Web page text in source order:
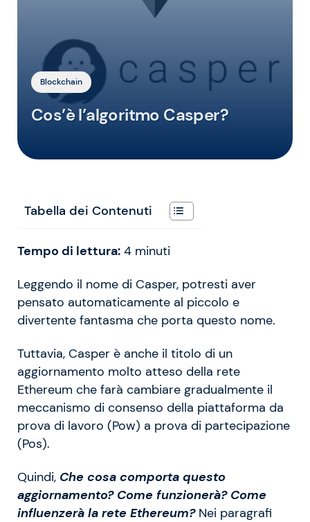
Blockchain
Cos’è l’algoritmo Casper?
Tabella dei Contenuti
Tempo di lettura: 4 minuti
Leggendo il nome di Casper, potresti aver
pensato automaticamente al piccolo e
divertente fantasma che porta questo nome.
Tuttavia, Casper è anche il titolo di un
aggiornamento molto atteso della rete
Ethereum che farà cambiare gradualmente il
meccanismo di consenso della piattaforma da
prova di lavoro (Pow) a prova di partecipazione
(Pos).
Quindi, Che cosa comporta questo
aggiornamento? Come funzionerà? Come
influenzerà la rete Ethereum?Nei paragrafi